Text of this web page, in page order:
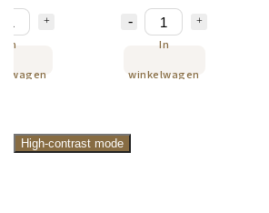
In
In
winkelwagen
High-contrast mode